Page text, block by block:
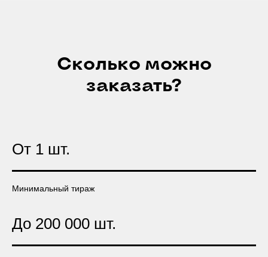
Сколько можно
заказать?
От 1 шт.
Минимальный тираж
До 200 000 шт.